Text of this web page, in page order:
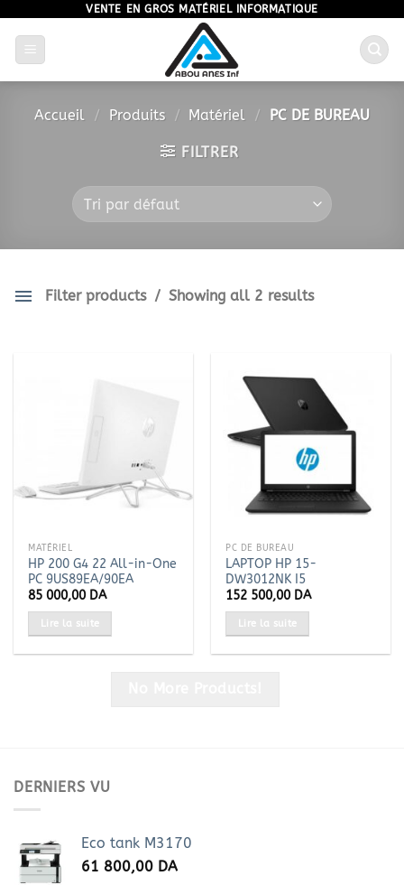
au
contenu
VENTE EN GROS MATÉRIEL INFORMATIQUE
Accueil / Produits / Matériel / PC DE BUREAU
FILTRER
Filter products Showing all 2 results
MATÉRIEL
HP 200 G4 22 All-in-One
PC 9US89EA/90EA
85 000,00 DA
Lire la suite
PC DE BUREAU
LAPTOP HP 15-
DW3012NK I5
152 500,00 DA
Lire la suite
DERNIERS VU
Eco tank M3170
61 800,00 DA